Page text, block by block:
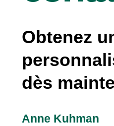
Obtenez
dès
Anne Kuhman